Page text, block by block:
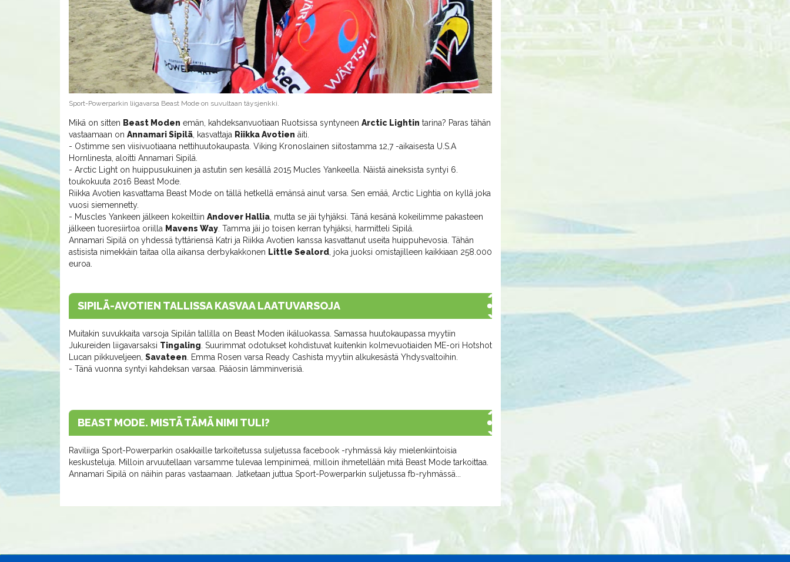
Sport-Powerparkin liigavarsa Beast Mode on suvultaan täysjenkki.
Mikä on sitten Beast Moden emän, kahdeksanvuotiaan Ruotsissa syntyneen Arctic Lightin tarina? Paras tähän
vastaamaan on Annamari Sipilä , kasvattaja Riikka Avotien äiti.
- Ostimme sen viisivuotiaana nettihuutokaupasta. Viking Kronoslainen siitostamma 12,7 -aikaisesta U.S.A
Hornlinesta, aloitti Annamari Sipilä.
- Arctic Light on huippusukuinen ja astutin sen kesällä 2015 Mucles Yankeella. Näistä aineksista syntyi 6.
toukokuuta 2016 Beast Mode.
Riikka Avotien kasvattama Beast Mode on tällä hetkellä emänsä ainut varsa. Sen emää, Arctic Lightia on kyllä joka
vuosi siemennetty.
- Muscles Yankeen jälkeen kokeiltiin Andover Hallia , mutta se jäi tyhjäksi. Tänä kesänä kokeilimme pakasteen
jälkeen tuoresiirtoa oriilla Mavens Way . Tamma jäi jo toisen kerran tyhjäksi, harmitteli Sipilä.
Annamari Sipilä on yhdessä tyttäriensä Katri ja Riikka Avotien kanssa kasvattanut useita huippuhevosia. Tähän
astisista nimekkäin taitaa olla aikansa derbykakkonen Little Sealord , joka juoksi omistajilleen kaikkiaan 258.000
euroa.
SIPILÄ-AVOTIEN TALLISSA KASVAA LAATUVARSOJA
Muitakin suvukkaita varsoja Sipilän tallilla on Beast Moden ikäluokassa. Samassa huutokaupassa myytiin
Jukureiden liigavarsaksi Tingaling . Suurimmat odotukset kohdistuvat kuitenkin kolmevuotiaiden ME-ori Hotshot
Lucan pikkuveljeen, Savateen . Emma Rosen varsa Ready Cashista myytiin alkukesästä Yhdysvaltoihin.
- Tänä vuonna syntyi kahdeksan varsaa. Pääosin lämminverisiä.
BEAST MODE. MISTÄ TÄMÄ NIMI TULI?
Raviliiga Sport-Powerparkin osakkaille tarkoitetussa suljetussa facebook -ryhmässä käy mielenkiintoisia
keskusteluja. Milloin arvuutellaan varsamme tulevaa lempinimeä, milloin ihmetellään mitä Beast Mode tarkoittaa.
Annamari Sipilä on näihin paras vastaamaan. Jatketaan juttua Sport-Powerparkin suljetussa fb-ryhmässä...